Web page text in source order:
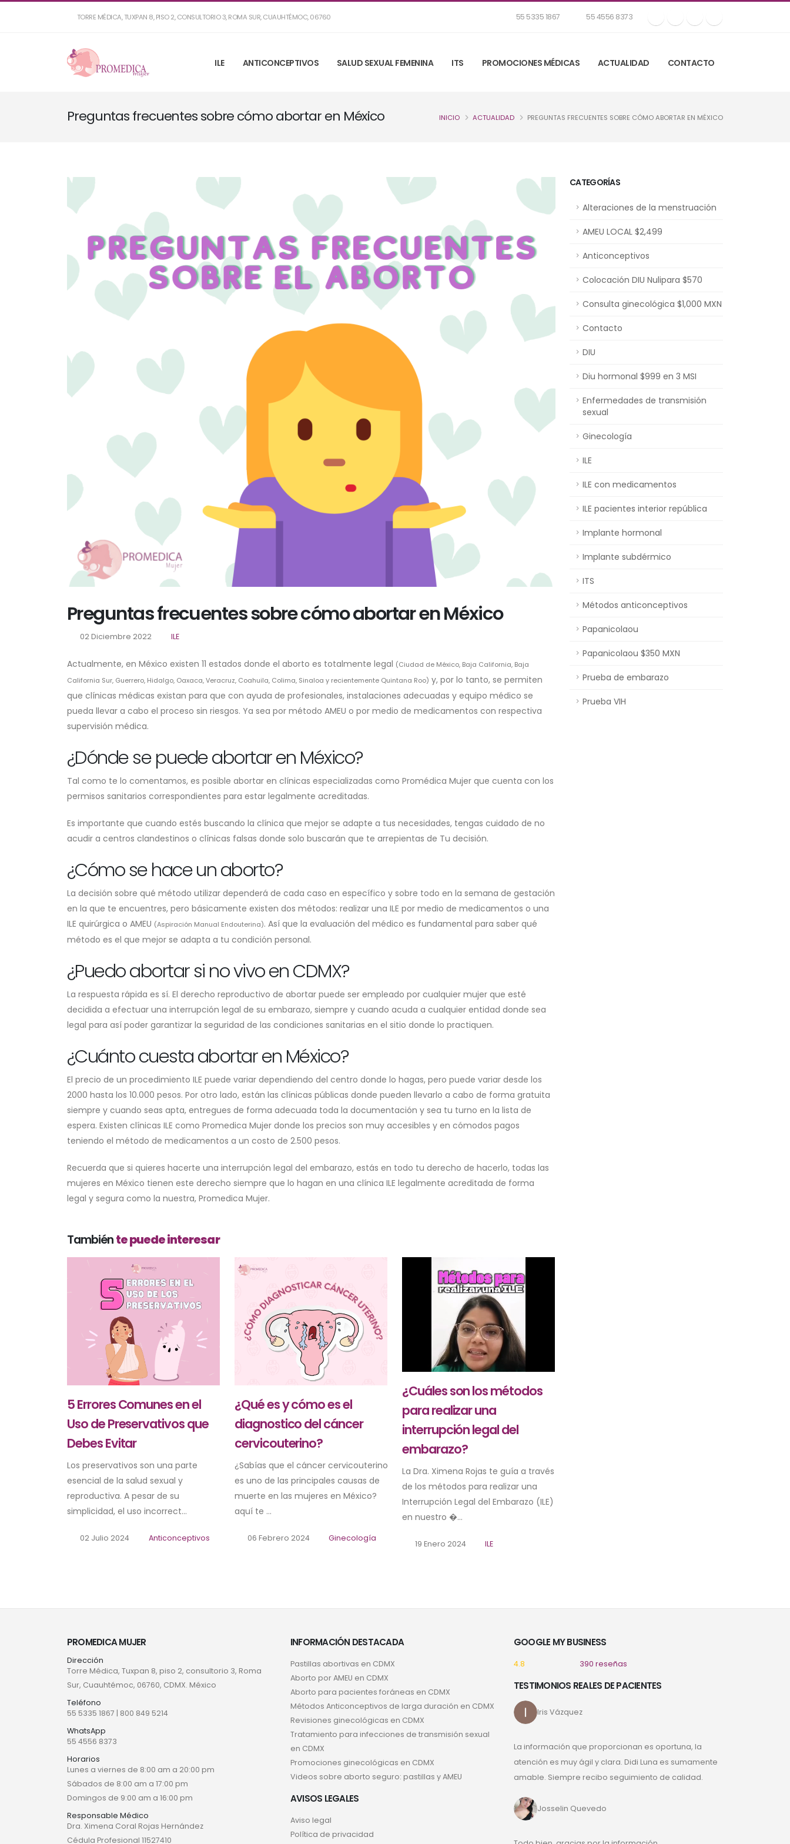
TORRE MÉDICA, TUXPAN 8, PISO 2, CONSULTORIO 3, ROMA SUR, CUAUHTÉMOC, 06760 55 5335 1867 55 4556 8373
ILE ANTICONCEPTIVOS SALUD SEXUAL FEMENINA ITS PROMOCIONES MÉDICAS ACTUALIDAD CONTACTO
Preguntas frecuentes sobre cómo abortar en México INICIO ACTUALIDAD PREGUNTAS FRECUENTES SOBRE CÓMO ABORTAR EN MÉXICO
CATEGORÍAS
Alteraciones de la menstruación
AMEU LOCAL $2,499
Anticonceptivos
Colocación DIU Nulipara $570
Consulta ginecológica $1,000 MXN
Contacto
DIU
Diu hormonal $999 en 3 MSI
Enfermedades de transmisión
sexual
Ginecología
ILE
ILE con medicamentos
ILE pacientes interior república
Implante hormonal
Implante subdérmico
ITS
Métodos anticonceptivos
Papanicolaou
Papanicolaou $350 MXN
Prueba de embarazo
Prueba VIH
Preguntas frecuentes sobre cómo abortar en México
02 Diciembre 2022 ILE
Actualmente, en México existen 11 estados donde el aborto es totalmente legal (Ciudad de México, Baja California, Baja
California Sur, Guerrero, Hidalgo, Oaxaca, Veracruz, Coahuila, Colima, Sinaloa y recientemente Quintana Roo) y, por lo tanto, se permiten
que clínicas médicas existan para que con ayuda de profesionales, instalaciones adecuadas y equipo médico se
pueda llevar a cabo el proceso sin riesgos. Ya sea por método AMEU o por medio de medicamentos con respectiva
supervisión médica.
¿Dónde se puede abortar en México?
Tal como te lo comentamos, es posible abortar en clínicas especializadas como Promédica Mujer que cuenta con los
permisos sanitarios correspondientes para estar legalmente acreditadas.
Es importante que cuando estés buscando la clínica que mejor se adapte a tus necesidades, tengas cuidado de no
acudir a centros clandestinos o clínicas falsas donde solo buscarán que te arrepientas de Tu decisión.
¿Cómo se hace un aborto?
La decisión sobre qué método utilizar dependerá de cada caso en específico y sobre todo en la semana de gestación
en la que te encuentres, pero básicamente existen dos métodos: realizar una ILE por medio de medicamentos o una
ILE quirúrgica o AMEU (Aspiración Manual Endouterina). Así que la evaluación del médico es fundamental para saber qué
método es el que mejor se adapta a tu condición personal.
¿Puedo abortar si no vivo en CDMX?
La respuesta rápida es sí. El derecho reproductivo de abortar puede ser empleado por cualquier mujer que esté
decidida a efectuar una interrupción legal de su embarazo, siempre y cuando acuda a cualquier entidad donde sea
legal para así poder garantizar la seguridad de las condiciones sanitarias en el sitio donde lo practiquen.
¿Cuánto cuesta abortar en México?
El precio de un procedimiento ILE puede variar dependiendo del centro donde lo hagas, pero puede variar desde los
2000 hasta los 10.000 pesos. Por otro lado, están las clínicas públicas donde pueden llevarlo a cabo de forma gratuita
siempre y cuando seas apta, entregues de forma adecuada toda la documentación y sea tu turno en la lista de
espera. Existen clínicas ILE como Promedica Mujer donde los precios son muy accesibles y en cómodos pagos
teniendo el método de medicamentos a un costo de 2.500 pesos.
Recuerda que si quieres hacerte una interrupción legal del embarazo, estás en todo tu derecho de hacerlo, todas las
mujeres en México tienen este derecho siempre que lo hagan en una clínica ILE legalmente acreditada de forma
legal y segura como la nuestra, Promedica Mujer.
Tambiénte puede interesar
5 Errores Comunes en el
Uso de Preservativos que
Debes Evitar
Los preservativos son una parte
esencial de la salud sexual y
reproductiva. A pesar de su
simplicidad, el uso incorrect...
02 Julio 2024 Anticonceptivos
¿Qué es y cómo es el
diagnostico del cáncer
cervicouterino?
¿Sabías que el cáncer cervicouterino
es uno de las principales causas de
muerte en las mujeres en México?
aquí te ...
06 Febrero 2024 Ginecología
¿Cuáles son los métodos
para realizar una
interrupción legal del
embarazo?
La Dra. Ximena Rojas te guía a través
de los métodos para realizar una
Interrupción Legal del Embarazo (ILE)
en nuestro �...
19 Enero 2024 ILE
PROMEDICA MUJER
Dirección
Torre Médica, Tuxpan 8, piso 2, consultorio 3, Roma
Sur, Cuauhtémoc, 06760, CDMX. México
Teléfono
55 5335 1867 | 800 849 5214
WhatsApp
55 4556 8373
Horarios
Lunes a viernes de 8:00 am a 20:00 pm
Sábados de 8:00 am a 17:00 pm
Domingos de 9:00 am a 16:00 pm
Responsable Médico
Dra. Ximena Coral Rojas Hernández
Cédula Profesional 11527410
INFORMACIÓN DESTACADA
Pastillas abortivas en CDMX
Aborto por AMEU en CDMX
Aborto para pacientes foráneas en CDMX
Métodos Anticonceptivos de larga duración en CDMX
Revisiones ginecológicas en CDMX
Tratamiento para infecciones de transmisión sexual
en CDMX
Promociones ginecológicas en CDMX
Videos sobre aborto seguro: pastillas y AMEU
AVISOS LEGALES
Aviso legal
Política de privacidad
GOOGLE MY BUSINESS
4.8 390 reseñas
TESTIMONIOS REALES DE PACIENTES
Iris Vázquez
La información que proporcionan es oportuna, la
atención es muy ágil y clara. Didi Luna es sumamente
amable. Siempre recibo seguimiento de calidad.
Josselin Quevedo